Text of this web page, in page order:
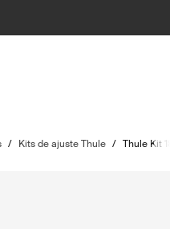
/ Kits de ajuste Thule / Thule Kit